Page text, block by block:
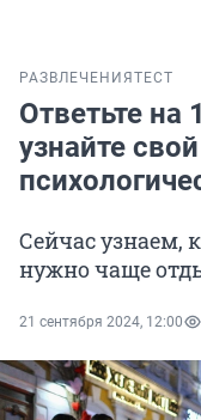
РАЗВЛЕЧЕНИЯ ТЕСТ
Ответьте на
узнайте
Сейчас узнаем,
нужно чаще
21 сентября 2024, 12:00